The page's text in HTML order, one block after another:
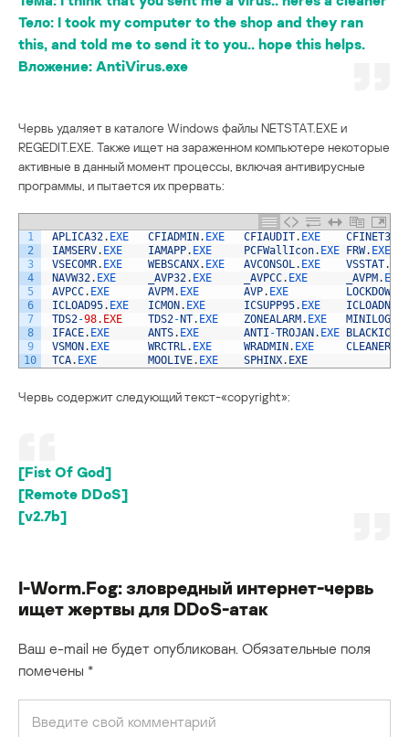
Тело: I took my computer to the shop and they ran
this, and told me to send it to you.. hope this helps.
Вложение: AntiVirus.exe
Червь удаляет в каталоге Windows файлы NETSTAT.EXE и
REGEDIT.EXE. Также ищет на зараженном компьютере некоторые
активные в данный момент процессы, включая антивирусные
программы, и пытается их прервать:
1
2
3
4
5
6
7
8
9
10
APLICA32. EXE CFIADMIN. EXE CFIAUDIT. EXE CFINET32
IAMSERV. EXE IAMAPP. EXE PCFWallIcon. EXE FRW.
VSECOMR. EXE WEBSCANX. EXE AVCONSOL . EXE VSSTAT.
NAVW32. EXE _AVP32. EXE _AVPCC. EXE _AVPM.
AVPCC. EXE AVPM. EXE AVP. EXE
ICLOAD95. EXE ICMON. EXE ICSUPP95. EXE ICLOADNT
TDS2-98.EXE TDS2-NT. EXE ZONEALARM. EXE MINILOG
IFACE. EXE ANTS. EXE ANTI -TROJAN. EXE BLACKICE
VSMON. EXE WRCTRL . EXE WRADMIN. EXE CLEANER3
TCA. EXE MOOLIVE. EXE SPHINX. EXE
Червь содержит следующий текст-«copyright»:
[Fist Of God]
[Remote DDoS]
[v2.7b]
I-Worm.Fog: зловредный интернет-червь
ищет жертвы для DDoS-атак
Ваш e-mail не будет опубликован. Обязательные поля
помечены *